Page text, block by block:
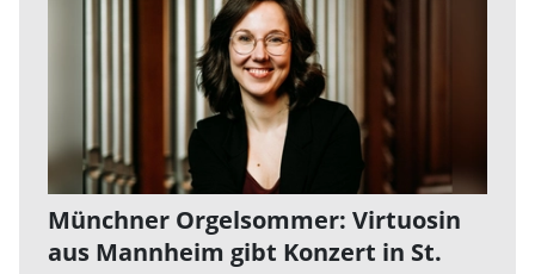
Münchner Orgelsommer: Virtuosin
aus Mannheim gibt Konzert in St.